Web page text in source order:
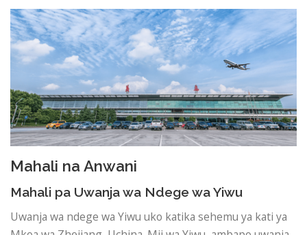
Mahali na Anwani
Mahali pa Uwanja wa Ndege wa Yiwu
Uwanja wa ndege wa Yiwu uko katika sehemu ya kati ya